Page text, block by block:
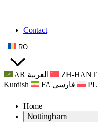
Contact
RO
AR العربية ZH-HANT
Kurdish
FA فارسی PL
Home
Nottingham